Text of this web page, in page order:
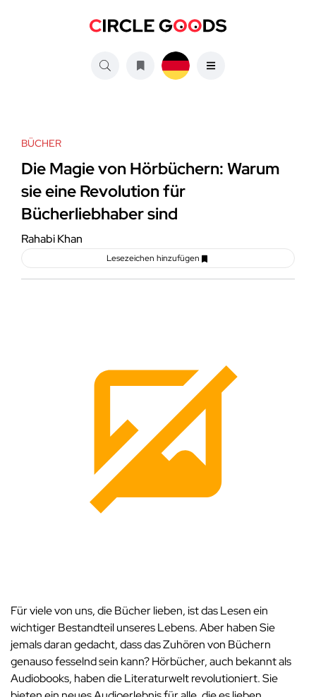
BÜCHER
Die Magie von Hörbüchern: Warum
sie eine Revolution für
Bücherliebhaber sind
Rahabi Khan
Lesezeichen hinzufügen
Für viele von uns, die Bücher lieben, ist das Lesen ein
wichtiger Bestandteil unseres Lebens. Aber haben Sie
jemals daran gedacht, dass das Zuhören von Büchern
genauso fesselnd sein kann? Hörbücher, auch bekannt als
Audiobooks, haben die Literaturwelt revolutioniert. Sie